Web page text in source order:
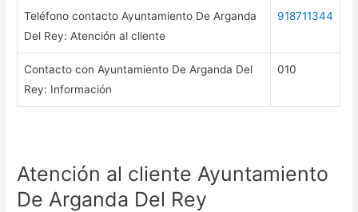
Teléfono contacto Ayuntamiento De Arganda
Del Rey: Atención al cliente
918711344
Contacto con Ayuntamiento De Arganda Del
Rey: Información
010
Atención al cliente Ayuntamiento
De Arganda Del Rey